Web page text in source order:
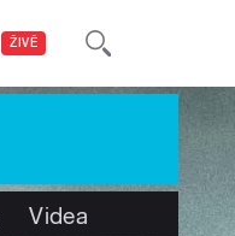
ŽIVĚ
Videa